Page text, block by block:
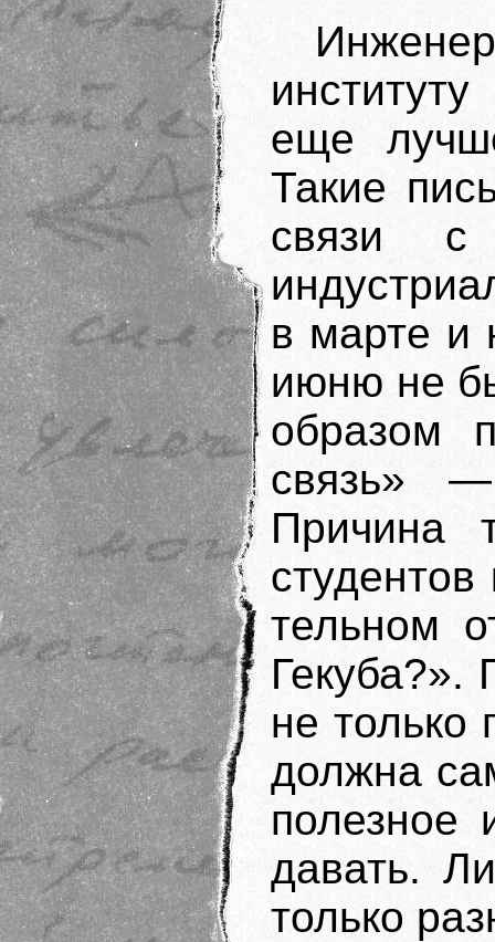
еще
Такие
связи с
в марте и
июню не
образом
связь» —
Причина
тельном
Гекуба?».
не только
должна
полезное
давать.
только